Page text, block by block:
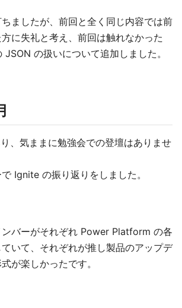
ましたが、前回と全く同じ内容では前
に失礼と考え、前回は触れなかった
の扱いについて追加しました。
、気ままに勉強会での登壇はありませ
Ignite の振り返りをしました。
ンバーがそれぞれ Power Platform の各
いて、それぞれが推し製品のアップデ
が楽しかったです。